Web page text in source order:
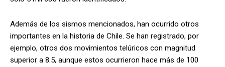
Además de los sismos mencionados, han ocurrido otros
importantes en la historia de Chile. Se han registrado, por
ejemplo, otros dos movimientos telúricos con magnitud
superior a 8.5, aunque estos ocurrieron hace más de 100